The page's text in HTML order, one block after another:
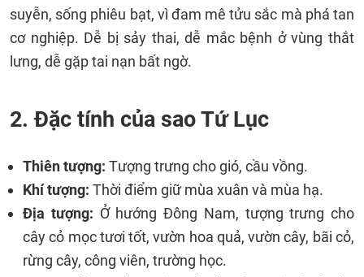
suyễn, sống phiêu bạt, vì đam mê tửu sắc mà phá tan
cơ nghiệp. Dễ bị sảy thai, dễ mắc bệnh ở vùng thắt
lưng, dễ gặp tai nạn bất ngờ.
2. Đặc tính của sao Tứ Lục
Thiên tượng: Tượng trưng cho gió, cầu vồng.
Khí tượng: Thời điểm giữ mùa xuân và mùa hạ.
Địa tượng: Ở hướng Đông Nam, tượng trưng cho
cây cỏ mọc tươi tốt, vườn hoa quả, vườn cây, bãi cỏ,
rừng cây, công viên, trường học.